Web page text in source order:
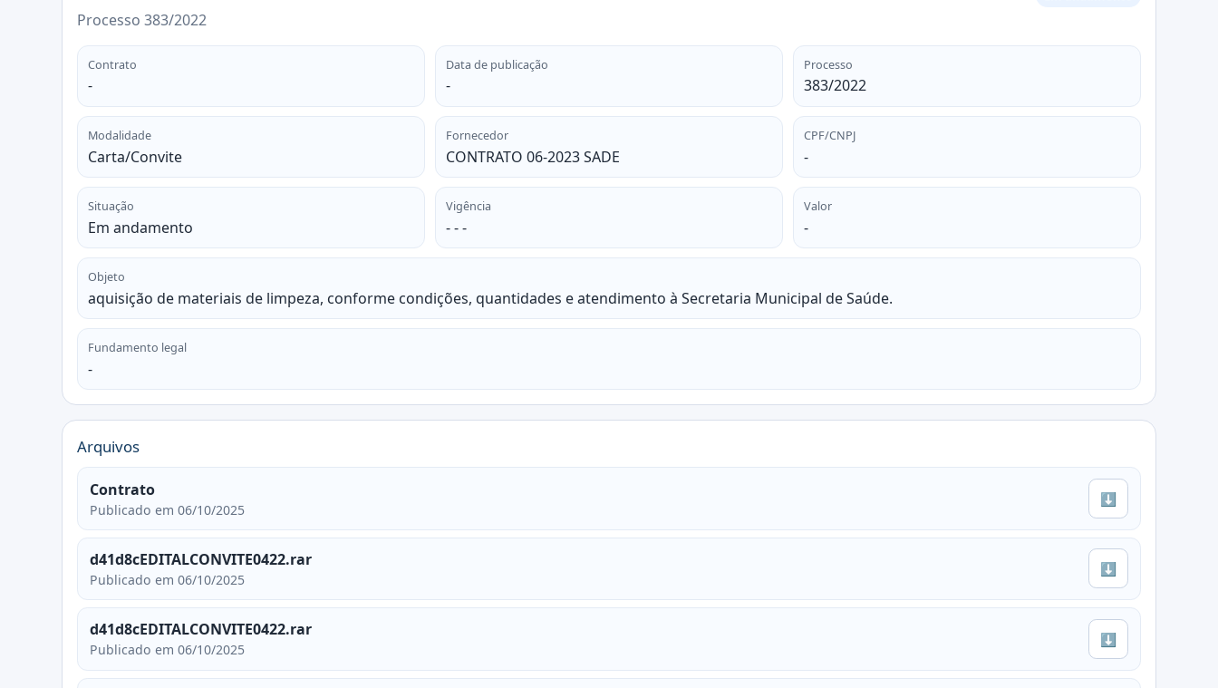
Processo 383/2022
Contrato
-
Data de publicação
-
Processo
383/2022
Modalidade
Carta/Convite
Fornecedor
CONTRATO 06-2023 SADE
CPF/CNPJ
-
Situação
Em andamento
Vigência
- - -
Valor
-
Objeto
aquisição de materiais de limpeza, conforme condições, quantidades e atendimento à Secretaria Municipal de Saúde.
Fundamento legal
-
Arquivos
Contrato
Publicado em 06/10/2025
⬇
d41d8cEDITALCONVITE0422.rar
Publicado em 06/10/2025
⬇
d41d8cEDITALCONVITE0422.rar
Publicado em 06/10/2025
⬇